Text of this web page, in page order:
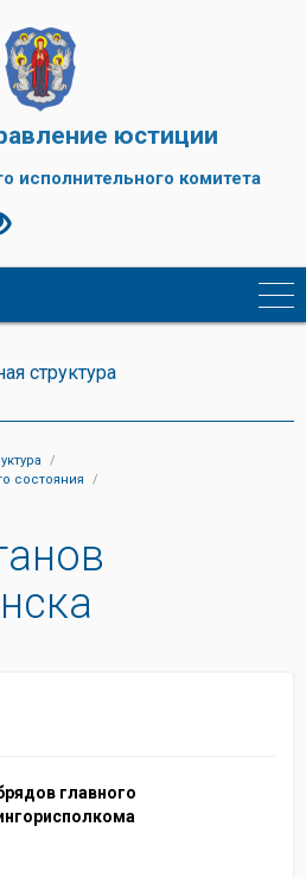
юстиции
исполнительного комитета
структура
состояния
главного